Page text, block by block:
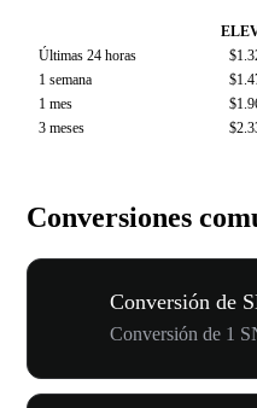
Últimas 24 horas
1 semana
1 mes
3 meses
Conversiones
Conversión de
Conversión de 1